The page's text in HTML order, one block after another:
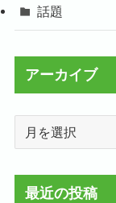
話題
アーカイブ
最近の投稿